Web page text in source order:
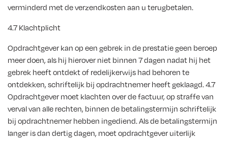
verminderd met de verzendkosten aan u terugbetalen.
4.7 Klachtplicht
Opdrachtgever kan op een gebrek in de prestatie geen beroep
meer doen, als hij hierover niet binnen 7 dagen nadat hij het
gebrek heeft ontdekt of redelijkerwijs had behoren te
ontdekken, schriftelijk bij opdrachtnemer heeft geklaagd. 4.7
Opdrachtgever moet klachten over de factuur, op straffe van
verval van alle rechten, binnen de betalingstermijn schriftelijk
bij opdrachtnemer hebben ingediend. Als de betalingstermijn
langer is dan dertig dagen, moet opdrachtgever uiterlijk